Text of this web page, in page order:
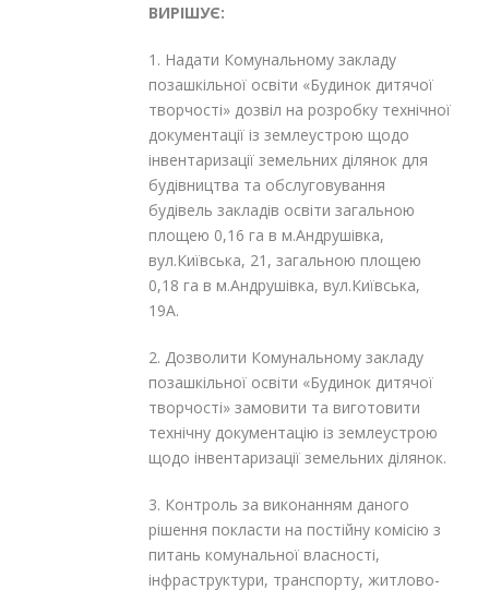
ВИРІШУЄ:
1. Надати Комунальному закладу
позашкільної освіти «Будинок дитячої
творчості» дозвіл на розробку технічної
документації із землеустрою щодо
інвентаризації земельних ділянок для
будівництва та обслуговування
будівель закладів освіти загальною
площею 0,16 га в м.Андрушівка,
вул.Київська, 21, загальною площею
0,18 га в м.Андрушівка, вул.Київська,
19А.
2. Дозволити Комунальному закладу
позашкільної освіти «Будинок дитячої
творчості» замовити та виготовити
технічну документацію із землеустрою
щодо інвентаризації земельних ділянок.
3. Контроль за виконанням даного
рішення покласти на постійну комісію з
питань комунальної власності,
інфраструктури, транспорту, житлово-